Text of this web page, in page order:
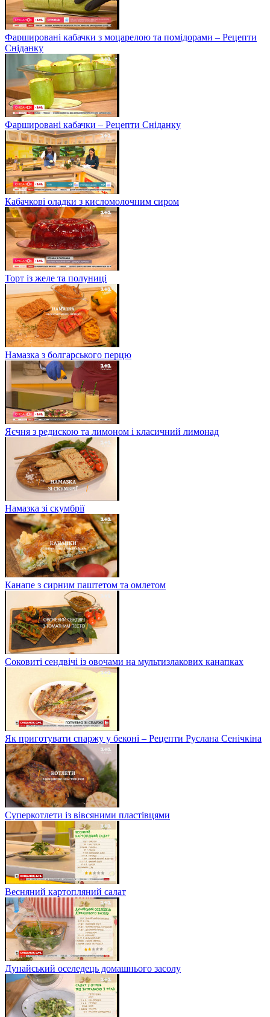
Фаршировані кабачки з моцарелою та помідорами – Рецепти
Сніданку
Фаршировані кабачки – Рецепти Сніданку
Кабачкові оладки з кисломолочним сиром
Торт із желе та полуниці
Намазка з болгарського перцю
Яєчня з редискою та лимоном і класичний лимонад
Намазка зі скумбрії
Канапе з сирним паштетом та омлетом
Соковиті сендвічі із овочами на мультизлакових канапках
Як приготувати спаржу у беконі – Рецепти Руслана Сенічкіна
Суперкотлети із вівсяними пластівцями
Весняний картопляний салат
Дунайський оселедець домашнього засолу